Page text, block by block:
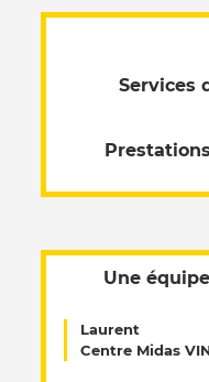
Services
Une
Laurent
Centre Midas